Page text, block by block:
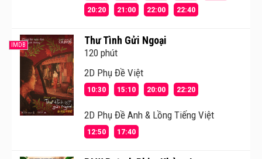
20:20
21:00 22:00 22:40
IMDB Thư Tình Gửi Ngoại
120 phút
2D Phụ Đề Việt
10:30 15:10 20:00 22:20
2D Phụ Đề Anh & Lồng Tiếng Việt
12:50 17:40